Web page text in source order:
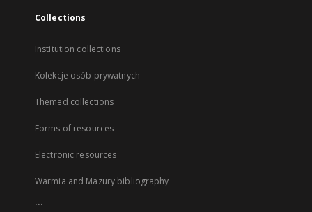
Collections
Institution collections
Kolekcje osób prywatnych
Themed collections
Forms of resources
Electronic resources
Warmia and Mazury bibliography
...